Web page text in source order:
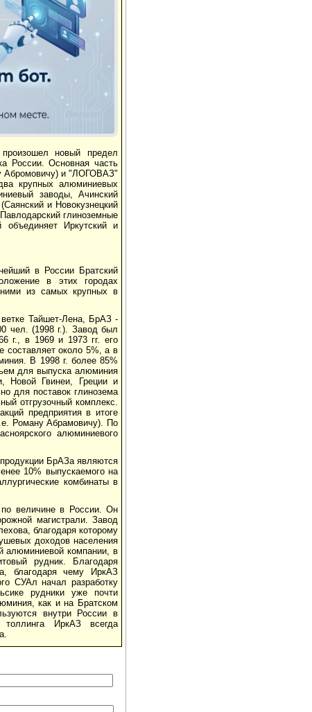
новый предел
России. Основная часть
Абромовичу) и "ЛОГОВАЗ"
крупных алюминиевых
заводы, Ачинский
и Новокузнецкий
глиноземные
Иркутский и
в России Братский
в этих городах
из самых крупных в
Тайшет-Лена, БрАЗ -
чел. (1998 г.). Завод был
г., в 1969 и 1973 гг. его
около 5%, а в
В 1998 г. более 85%
для выпуска алюминия
Новой Гвинеи, Греции и
для поставок глинозема
отгрузочный комплекс.
предприятия в итоге
Роману Абрамовичу). По
алюминиевого
БрАЗа являются
10% выпускаемого на
комбинаты в
величине в России. Он
магистрали. Завод
благодаря которому
доходов населения
алюминиевой компании, в
рудник. Благодаря
благодаря чему ИркАЗ
СУАл начал разработку
рудники уже почти
как и на Братском
внутри России в
ИркАЗ всегда